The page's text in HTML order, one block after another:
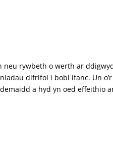
rywbeth o werth ar
difrifol i bobl ifanc. Un
a hyd yn oed effeithio